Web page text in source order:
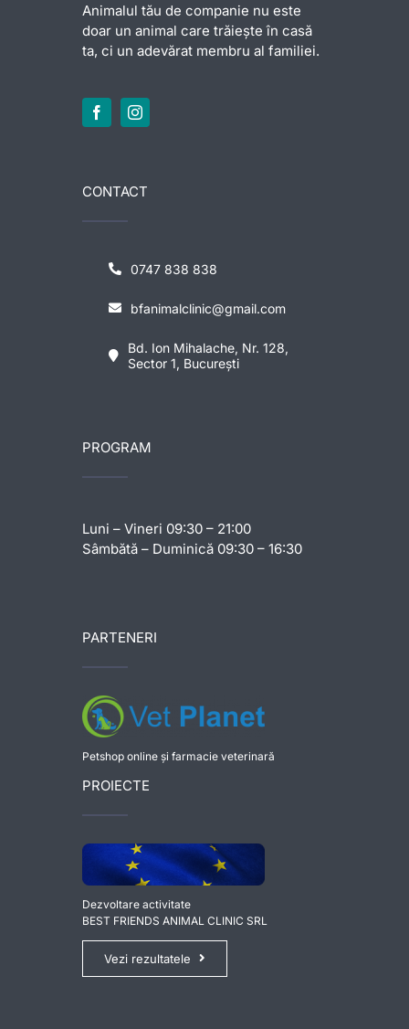
Animalul tău de companie nu este
doar un animal care trăiește în casă
ta, ci un adevărat membru al familiei.
CONTACT
0747 838 838
bfanimalclinic@gmail.com
Bd. Ion Mihalache, Nr. 128,
Sector 1, București
PROGRAM
Luni – Vineri 09:30 – 21:00
Sâmbătă – Duminică 09:30 – 16:30
PARTENERI
Petshop online și farmacie veterinară
PROIECTE
Dezvoltare activitate
BEST FRIENDS ANIMAL CLINIC SRL
Vezi rezultatele